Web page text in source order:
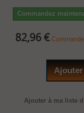
Commandez
82,96 €
Ajouter à ma liste